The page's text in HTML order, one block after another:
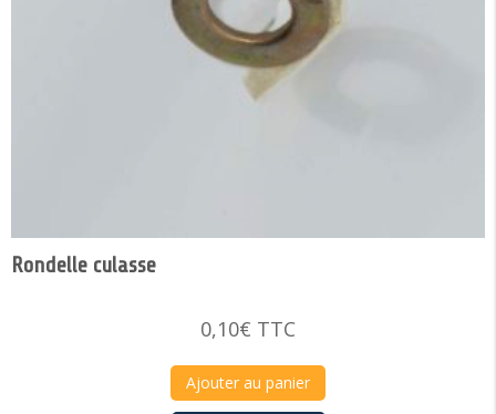
Rondelle culasse
0,10€ TTC
Ajouter au panier